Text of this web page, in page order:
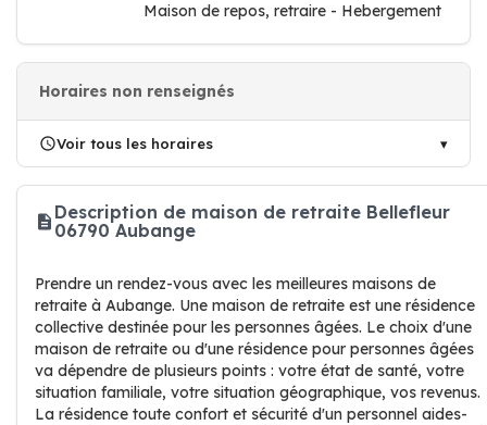
Maison de repos, retraire - Hebergement
Horaires non renseignés
Voir tous les horaires
Description de maison de retraite Bellefleur
06790 Aubange
Prendre un rendez-vous avec les meilleures maisons de
retraite à Aubange. Une maison de retraite est une résidence
collective destinée pour les personnes âgées. Le choix d'une
maison de retraite ou d'une résidence pour personnes âgées
va dépendre de plusieurs points : votre état de santé, votre
situation familiale, votre situation géographique, vos revenus.
La résidence toute confort et sécurité d'un personnel aides-